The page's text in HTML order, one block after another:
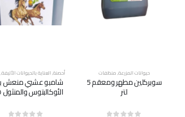
,العناية بالحيوانات الأليفة,
,منظفات
شامبو عشبي منعش بزيت
الأوكالبتوس والمنثول ٥ لتر
حيوانات المزرعة,منظفات
كحول طبي، جالون 5 لتر